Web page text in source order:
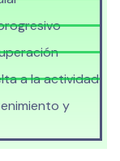
a la actividad
y